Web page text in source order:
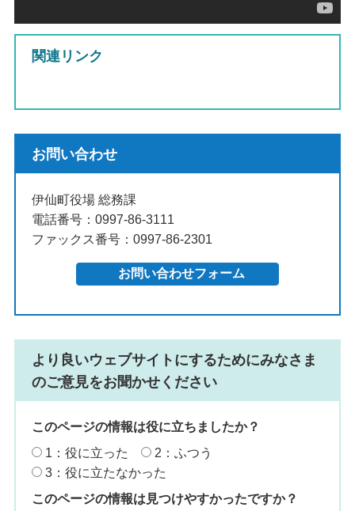
関連リンク
お問い合わせ
伊仙町役場 総務課
電話番号：0997-86-3111
ファックス番号：0997-86-2301
より良いウェブサイトにするためにみなさま
のご意見をお聞かせください
このページの情報は役に立ちましたか？
1：役に立った
2：ふつう
3：役に立たなかった
このページの情報は見つけやすかったですか？